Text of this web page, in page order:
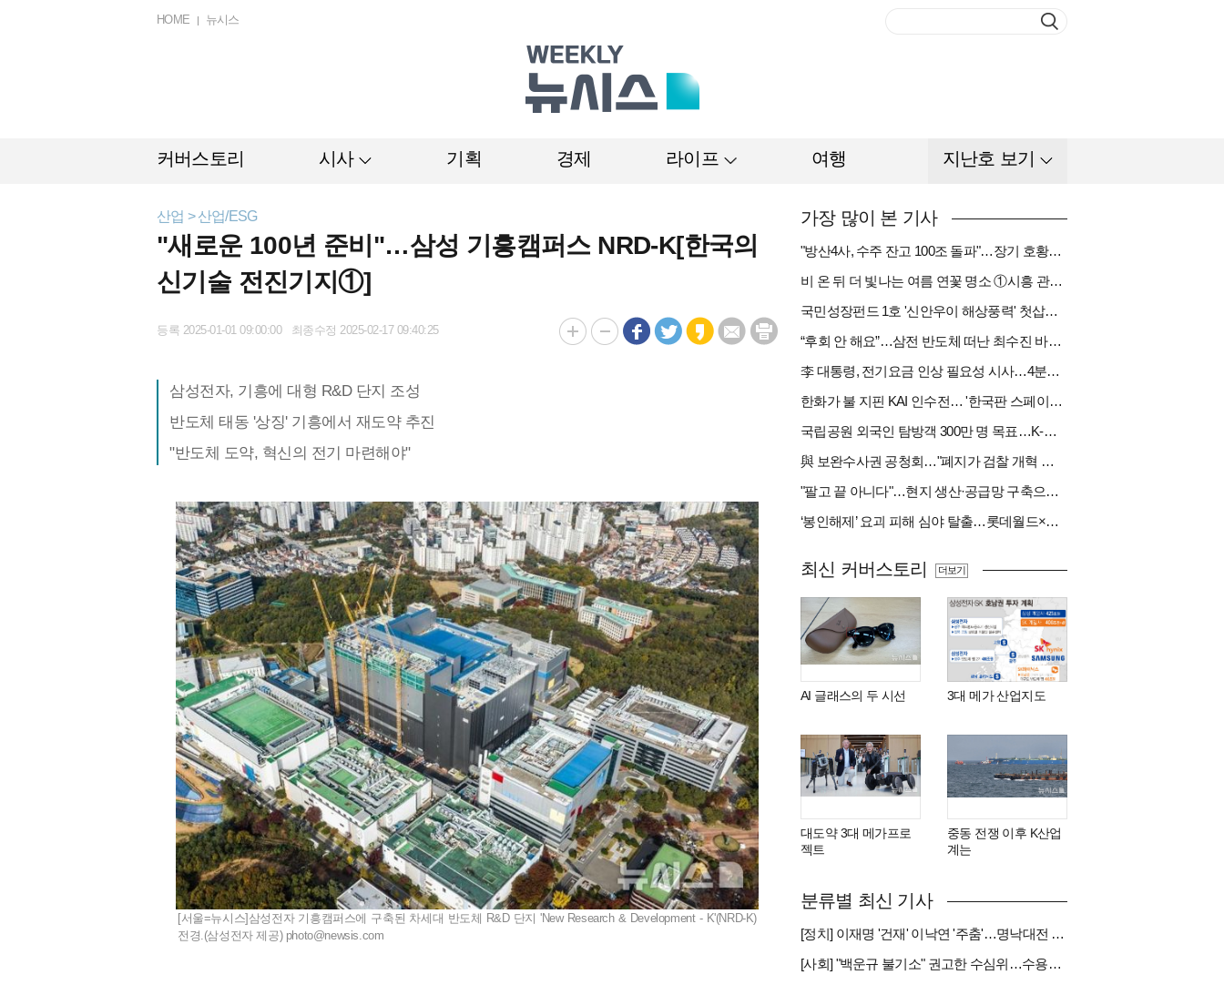
HOME 뉴시스
커버스토리 시사 기획 경제 라이프 여행 지난호 보기
산업 > 산업/ESG
"새로운 100년 준비"…삼성 기흥캠퍼스 NRD-K[한국의
신기술 전진기지①]
등록 2025-01-01 09:00:00 최종수정 2025-02-17 09:40:25
삼성전자, 기흥에 대형 R&D 단지 조성
반도체 태동 '상징' 기흥에서 재도약 추진
"반도체 도약, 혁신의 전기 마련해야"
[서울=뉴시스]삼성전자 기흥캠퍼스에 구축된 차세대 반도체 R&D 단지 'New Research & Development - K'(NRD-K)
전경.(삼성전자 제공) photo@newsis.com
가장 많이 본 기사
"방산4사, 수주 잔고 100조 돌파"…장기 호황기 들어섰다[다시 나는 K방산①]
비 온 뒤 더 빛나는 여름 연꽃 명소 ①시흥 관곡지
국민성장펀드 1호 '신안우이 해상풍력' 첫삽…바람소득 시동[하반기 에너지②]
“후회 안 해요”…삼전 반도체 떠난 최수진 바텐더의 ‘피어오름’[피플]
李 대통령, 전기요금 인상 필요성 시사…4분기엔 오를까
한화가 불 지핀 KAI 인수전… '한국판 스페이스X' 탄생 촉각[다시 나는 K방산③]
국립공원 외국인 탐방객 300만 명 목표…K-트레킹 키운다
與 보완수사권 공청회…"폐지가 검찰 개혁 아냐" vs "보완수사권은 전면 재수사권"(종합)
"팔고 끝 아니다"…현지 생산·공급망 구축으로 글로벌 진입장벽 돌파[다시 나는 K방산②]
‘봉인해제’ 요괴 피해 심야 탈출…롯데월드×당근
최신 커버스토리
AI 글래스의 두 시선 3대 메가 산업지도
대도약 3대 메가프로
젝트
중동 전쟁 이후 K산업
계는
더보기
분류별 최신 기사
[정치] 이재명 '건재' 이낙연 '주춤'…명낙대전 불안한 휴전
[사회] "백운규 불기소" 권고한 수심위…수용땐 줄소송 피할듯